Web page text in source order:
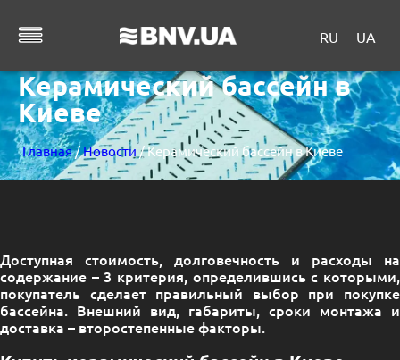
RU UA
Керамический бассейн в
Киеве
Главная/Новости / Керамический бассейн в Киеве
Доступная стоимость, долговечность и расходы на
содержание – 3 критерия, определившись с которыми,
покупатель сделает правильный выбор при покупке
бассейна. Внешний вид, габариты, сроки монтажа и
доставка – второстепенные факторы.